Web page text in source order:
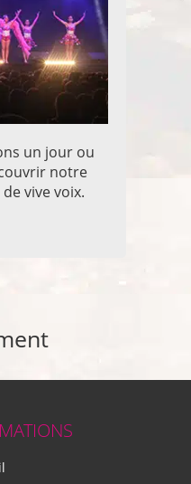
un jour ou
notre
vive voix.